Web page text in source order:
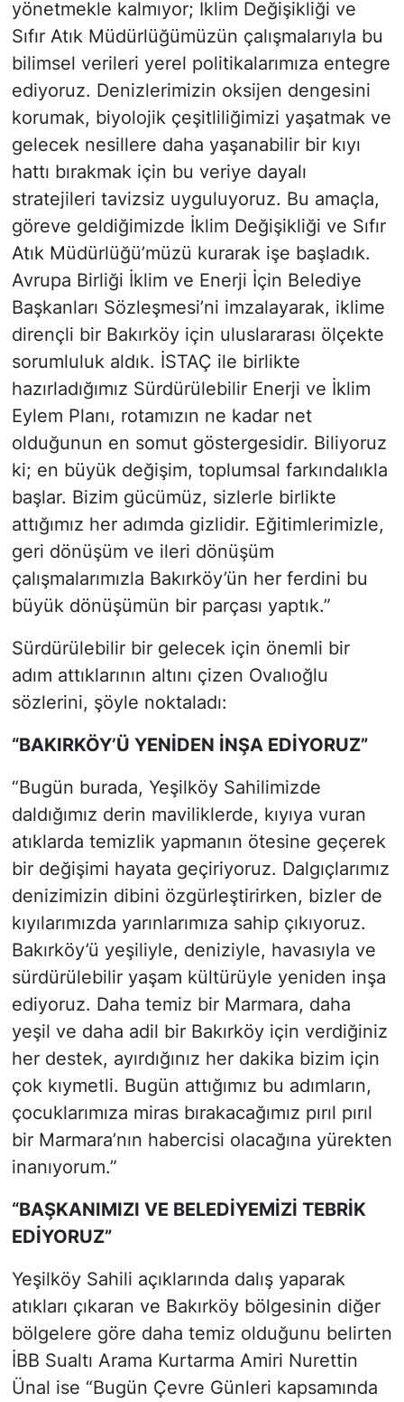
yönetmekle kalmıyor; İklim Değişikliği ve
Sıfır Atık Müdürlüğümüzün çalışmalarıyla bu
bilimsel verileri yerel politikalarımıza entegre
ediyoruz. Denizlerimizin oksijen dengesini
korumak, biyolojik çeşitliliğimizi yaşatmak ve
gelecek nesillere daha yaşanabilir bir kıyı
hattı bırakmak için bu veriye dayalı
stratejileri tavizsiz uyguluyoruz. Bu amaçla,
göreve geldiğimizde İklim Değişikliği ve Sıfır
Atık Müdürlüğü’müzü kurarak işe başladık.
Avrupa Birliği İklim ve Enerji İçin Belediye
Başkanları Sözleşmesi’ni imzalayarak, iklime
dirençli bir Bakırköy için uluslararası ölçekte
sorumluluk aldık. İSTAÇ ile birlikte
hazırladığımız Sürdürülebilir Enerji ve İklim
Eylem Planı, rotamızın ne kadar net
olduğunun en somut göstergesidir. Biliyoruz
ki; en büyük değişim, toplumsal farkındalıkla
başlar. Bizim gücümüz, sizlerle birlikte
attığımız her adımda gizlidir. Eğitimlerimizle,
geri dönüşüm ve ileri dönüşüm
çalışmalarımızla Bakırköy’ün her ferdini bu
büyük dönüşümün bir parçası yaptık.”
Sürdürülebilir bir gelecek için önemli bir
adım attıklarının altını çizen Ovalıoğlu
sözlerini, şöyle noktaladı:
“BAKIRKÖY’Ü YENİDEN İNŞA EDİYORUZ”
“Bugün burada, Yeşilköy Sahilimizde
daldığımız derin maviliklerde, kıyıya vuran
atıklarda temizlik yapmanın ötesine geçerek
bir değişimi hayata geçiriyoruz. Dalgıçlarımız
denizimizin dibini özgürleştirirken, bizler de
kıyılarımızda yarınlarımıza sahip çıkıyoruz.
Bakırköy’ü yeşiliyle, deniziyle, havasıyla ve
sürdürülebilir yaşam kültürüyle yeniden inşa
ediyoruz. Daha temiz bir Marmara, daha
yeşil ve daha adil bir Bakırköy için verdiğiniz
her destek, ayırdığınız her dakika bizim için
çok kıymetli. Bugün attığımız bu adımların,
çocuklarımıza miras bırakacağımız pırıl pırıl
bir Marmara’nın habercisi olacağına yürekten
inanıyorum.”
“BAŞKANIMIZI VE BELEDİYEMİZİ TEBRİK
EDİYORUZ”
Yeşilköy Sahili açıklarında dalış yaparak
atıkları çıkaran ve Bakırköy bölgesinin diğer
bölgelere göre daha temiz olduğunu belirten
İBB Sualtı Arama Kurtarma Amiri Nurettin
Ünal ise “Bugün Çevre Günleri kapsamında